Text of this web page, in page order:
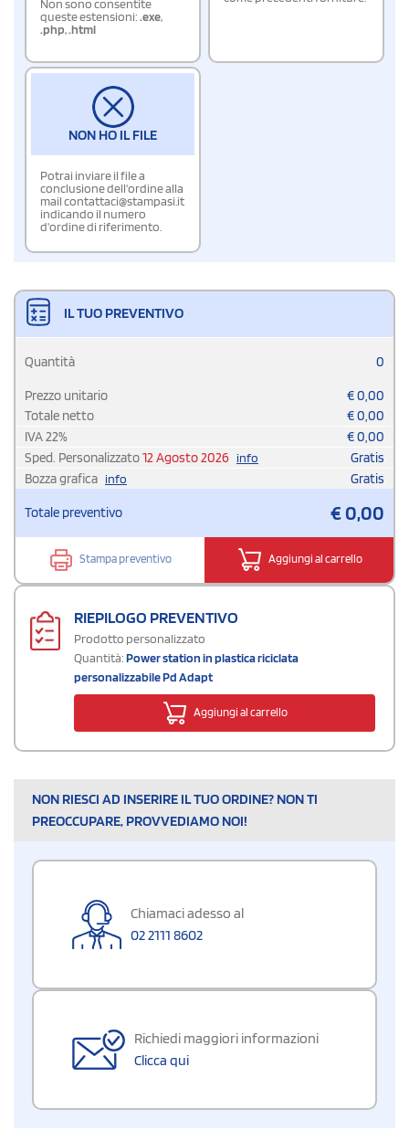
Non sono consentite
queste estensioni:.exe,
.php,.html
NON HO IL FILE
Potrai inviare il file a
conclusione dell'ordine alla
mail contattaci@stampasi.it
indicando il numero
d'ordine di riferimento.
IL TUO PREVENTIVO
Quantità 0
Prezzo unitario €0,00
Totale netto
€0,00
IVA22% €0,00
Sped. Personalizzato12 Agosto 2026 info
Gratis
Bozza grafica info Gratis
Totale preventivo €0,00
Stampa preventivo Aggiungi al carrello
RIEPILOGO PREVENTIVO
Prodotto personalizzato
Quantità:Power station in plastica riciclata
personalizzabile Pd Adapt
Aggiungi al carrello
NON RIESCI AD INSERIRE IL TUO ORDINE? NON TI
PREOCCUPARE, PROVVEDIAMO NOI!
Chiamaci adesso al
02 2111 8602
Richiedi maggiori informazioni
Clicca qui